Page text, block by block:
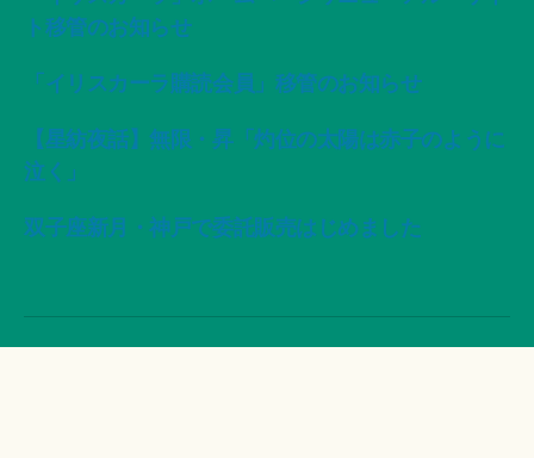
ト移管のお知らせ
「イリスカーラ購読会員」移管のお知らせ
【星紡夜話】無限・昇「灼位の太陽は赤子のように
泣く」
双子座新月・神戸で委託販売はじめました